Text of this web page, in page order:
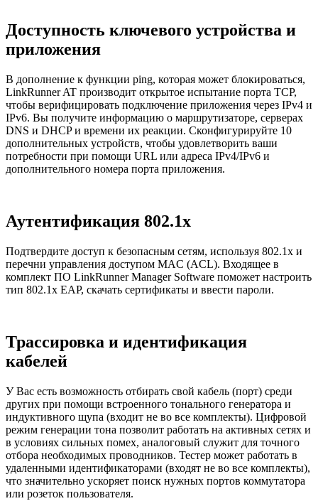
Доступность ключевого устройства и
приложения
В дополнение к функции ping, которая может блокироваться,
LinkRunner AT производит открытое испытание порта TCP,
чтобы верифицировать подключение приложения через IPv4 и
IPv6. Вы получите информацию о маршрутизаторе, серверах
DNS и DHCP и времени их реакции. Сконфигурируйте 10
дополнительных устройств, чтобы удовлетворить ваши
потребности при помощи URL или адреса IPv4/IPv6 и
дополнительного номера порта приложения.
Аутентификация 802.1x
Подтвердите доступ к безопасным сетям, используя 802.1x и
перечни управления доступом MAC (ACL). Входящее в
комплект ПО LinkRunner Manager Software поможет настроить
тип 802.1x EAP, скачать сертификаты и ввести пароли.
Трассировка и идентификация
кабелей
У Вас есть возможность отбирать свой кабель (порт) среди
других при помощи встроенного тонального генератора и
индуктивного щупа (входит не во все комплекты). Цифровой
режим генерации тона позволит работать на активных сетях и
в условиях сильных помех, аналоговый служит для точного
отбора необходимых проводников. Тестер может работать в
удаленными идентификаторами (входят не во все комплекты),
что значительно ускоряет поиск нужных портов коммутатора
или розеток пользователя.